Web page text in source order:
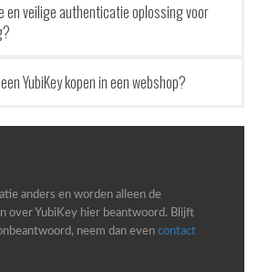
en veilige authenticatie oplossing voor
YubiKey kopen in een webshop?
anders en worden alleen de
over YubiKey hier beantwoord. Blijft
neem dan even contact
over YubiKeys (en waarom ze
van passkeys en hardware security...